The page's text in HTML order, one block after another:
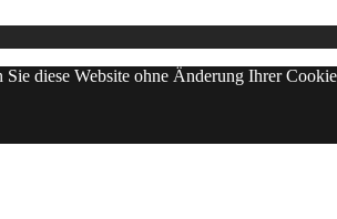
diese Website ohne Änderung Ihrer